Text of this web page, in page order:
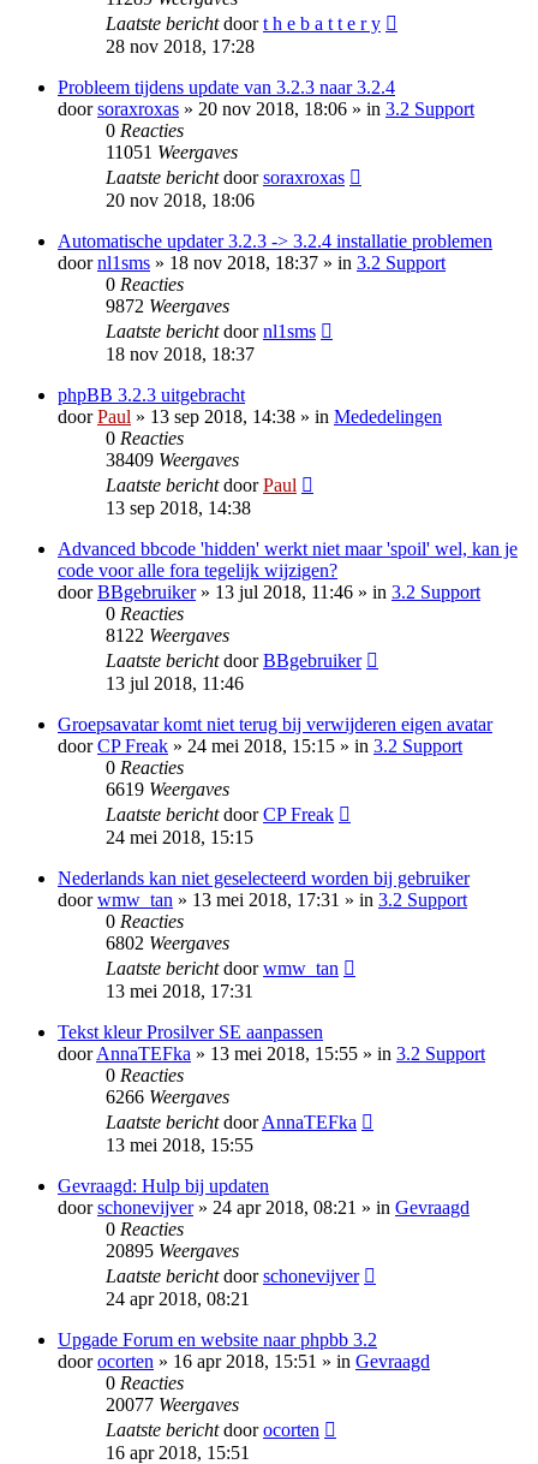
Laatste berichtdoort h e b a t t e r y
28 nov 2018, 17:28
Probleem tijdens update van 3.2.3 naar 3.2.4
doorsoraxroxas » 20 nov 2018, 18:06 » in 3.2 Support
0 Reacties
11051 Weergaves
Laatste berichtdoorsoraxroxas
20 nov 2018, 18:06
Automatische updater 3.2.3 -> 3.2.4 installatie problemen
doornl1sms » 18 nov 2018, 18:37 » in 3.2 Support
0 Reacties
9872 Weergaves
Laatste berichtdoornl1sms
18 nov 2018, 18:37
phpBB 3.2.3 uitgebracht
doorPaul » 13 sep 2018, 14:38 » in Mededelingen
0 Reacties
38409 Weergaves
Laatste berichtdoorPaul
13 sep 2018, 14:38
Advanced bbcode 'hidden' werkt niet maar 'spoil' wel, kan je
code voor alle fora tegelijk wijzigen?
doorBBgebruiker» 13 jul 2018, 11:46 » in 3.2 Support
0 Reacties
8122 Weergaves
Laatste berichtdoorBBgebruiker
13 jul 2018, 11:46
Groepsavatar komt niet terug bij verwijderen eigen avatar
doorCP Freak » 24 mei 2018, 15:15 » in 3.2 Support
0 Reacties
6619 Weergaves
Laatste berichtdoorCP Freak
24 mei 2018, 15:15
Nederlands kan niet geselecteerd worden bij gebruiker
doorwmw_tan » 13 mei 2018, 17:31 » in 3.2 Support
0 Reacties
6802 Weergaves
Laatste berichtdoorwmw_tan
13 mei 2018, 17:31
Tekst kleur Prosilver SE aanpassen
doorAnnaTEFka » 13 mei 2018, 15:55 » in 3.2 Support
0 Reacties
6266 Weergaves
Laatste berichtdoorAnnaTEFka
13 mei 2018, 15:55
Gevraagd: Hulp bij updaten
doorschonevijver» 24 apr 2018, 08:21 » in Gevraagd
0 Reacties
20895 Weergaves
Laatste berichtdoorschonevijver
24 apr 2018, 08:21
Upgade Forum en website naar phpbb 3.2
doorocorten » 16 apr 2018, 15:51 » in Gevraagd
0 Reacties
20077 Weergaves
Laatste berichtdoorocorten
16 apr 2018, 15:51